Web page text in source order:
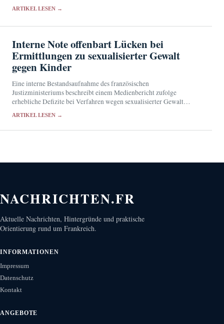
ARTIKEL LESEN →
Interne Note offenbart Lücken bei
Ermittlungen zu sexualisierter Gewalt
gegen Kinder
Eine interne Bestandsaufnahme des französischen
Justizministeriums beschreibt einem Medienbericht zufolge
erhebliche Defizite bei Verfahren wegen sexualisierter Gewalt
Ursachen seit Jahren für bekannt.
ARTIKEL LESEN →
NACHRICHTEN.FR
Aktuelle Nachrichten, Hintergründe und praktische
Orientierung rund um Frankreich.
INFORMATIONEN
Impressum
Datenschutz
Kontakt
ANGEBOTE